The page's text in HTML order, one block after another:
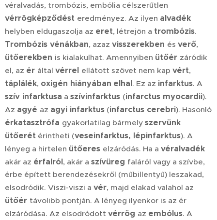
véralvadás, trombózis, embólia célszerűtlen
vérrögképződést eredményez. Az ilyen alvadék
helyben eldugaszolja az eret, létrejön a trombózis.
Trombózis vénákban, azaz visszerekben és verő,
ütőerekben is kialakulhat. Amennyiben ütőér záródik
el, az ér által vérrel ellátott szövet nem kap vért,
táplálék, oxigén hiányában elhal. Ez az infarktus. A
szív infarktusa a szívinfarktus (infarctus myocardii).
Az agyé az agyi infarktus (infarctus cerebri). Hasonló
érkatasztrófa gyakorlatilag bármely szervünk
ütőerét érintheti (veseinfarktus, lépinfarktus). A
lényeg a hirtelen ütőeres elzáródás. Ha a véralvadék
akár az érfalról, akár a szívüreg faláról vagy a szívbe,
érbe épített berendezésekről (műbillentyű) leszakad,
elsodródik. Viszi-viszi a vér, majd elakad valahol az
ütőér távolibb pontján. A lényeg ilyenkor is az ér
elzáródása. Az elsodródott vérrög az embólus. A